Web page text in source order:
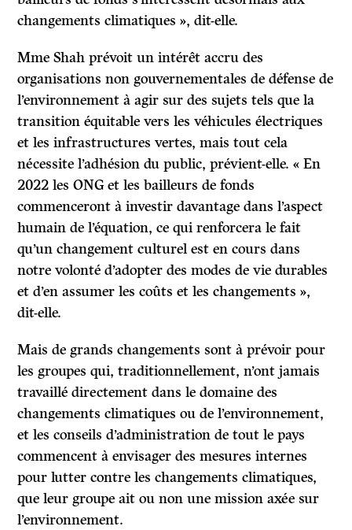
changements climatiques », dit-elle.
Mme Shah prévoit un intérêt accru des
organisations non gouvernementales de défense de
l’environnement à agir sur des sujets tels que la
transition équitable vers les véhicules électriques
et les infrastructures vertes, mais tout cela
nécessite l’adhésion du public, prévient-elle. « En
2022 les ONG et les bailleurs de fonds
commenceront à investir davantage dans l’aspect
humain de l’équation, ce qui renforcera le fait
qu’un changement culturel est en cours dans
notre volonté d’adopter des modes de vie durables
et d’en assumer les coûts et les changements »,
dit-elle.
Mais de grands changements sont à prévoir pour
les groupes qui, traditionnellement, n’ont jamais
travaillé directement dans le domaine des
changements climatiques ou de l’environnement,
et les conseils d’administration de tout le pays
commencent à envisager des mesures internes
pour lutter contre les changements climatiques,
que leur groupe ait ou non une mission axée sur
l’environnement.